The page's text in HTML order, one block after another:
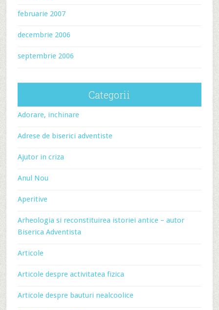
februarie 2007
decembrie 2006
septembrie 2006
Categorii
Adorare, inchinare
Adrese de biserici adventiste
Ajutor in criza
Anul Nou
Aperitive
Arheologia si reconstituirea istoriei antice – autor
Biserica Adventista
Articole
Articole despre activitatea fizica
Articole despre bauturi nealcoolice